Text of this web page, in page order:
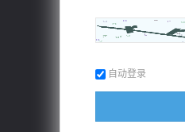
自动登录